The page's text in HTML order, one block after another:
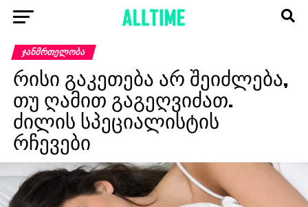
ᲯᲐᲜᲛᲠᲗᲔᲚᲝᲑᲐ
რისი გაკეთება არ შეიძლება,
თუ ღამით გაგეღვიძათ.
ძილის სპეციალისტის
რჩევები